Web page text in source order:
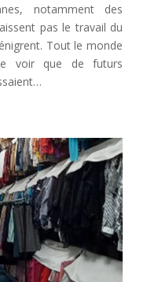
notamment des
pas le travail du
Tout le monde
voir que de futurs